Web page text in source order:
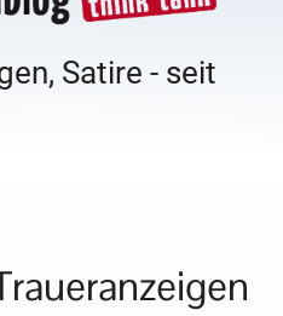
Satire - seit